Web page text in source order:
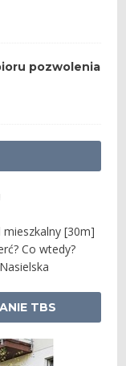
pozwolenia
mieszkalny [30m]
Co wtedy?
TBS